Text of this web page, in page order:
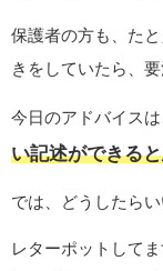
保護者の方も、た
きをしていたら、
今日のアドバイスは
い記述ができる
では、どうしたら
レターポットして